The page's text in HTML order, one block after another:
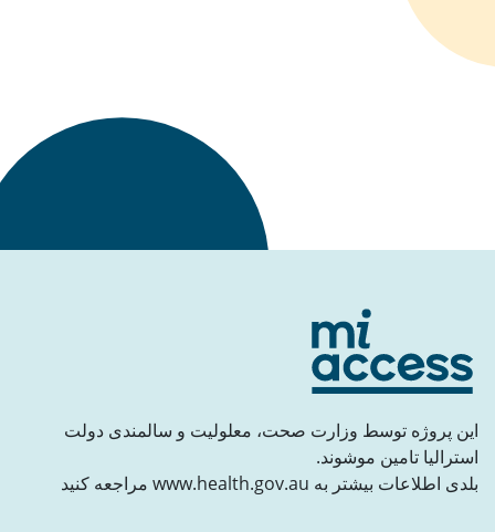
این پروژه توسط وزارت صحت، معلولیت و سالمندی دولت
استرالیا تامین موشوند.
بلدی اطلاعات بیشتر به www.health.gov.au مراجعه کنید